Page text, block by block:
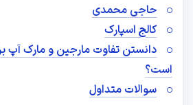
حاجی محمدی
کالج اسپارک
دانستن تفاوت مارجین و مارک آپ
است؟
سوالات متداول